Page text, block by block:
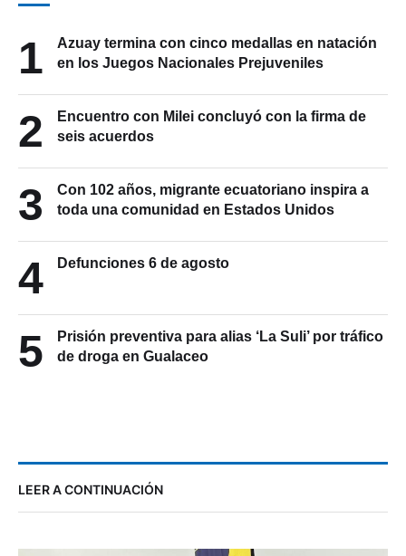
1
Azuay termina con cinco medallas en natación
en los Juegos Nacionales Prejuveniles
2
Encuentro con Milei concluyó con la firma de
seis acuerdos
3
Con 102 años, migrante ecuatoriano inspira a
toda una comunidad en Estados Unidos
4 Defunciones 6 de agosto
5
Prisión preventiva para alias ‘La Suli’ por tráfico
de droga en Gualaceo
LEER A CONTINUACIÓN